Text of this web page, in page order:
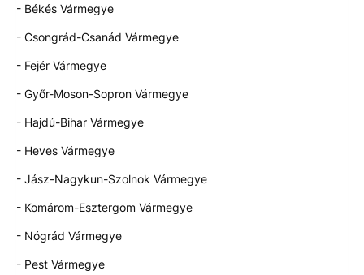
- Békés Vármegye
- Csongrád-Csanád Vármegye
- Fejér Vármegye
- Győr-Moson-Sopron Vármegye
- Hajdú-Bihar Vármegye
- Heves Vármegye
- Jász-Nagykun-Szolnok Vármegye
- Komárom-Esztergom Vármegye
- Nógrád Vármegye
- Pest Vármegye